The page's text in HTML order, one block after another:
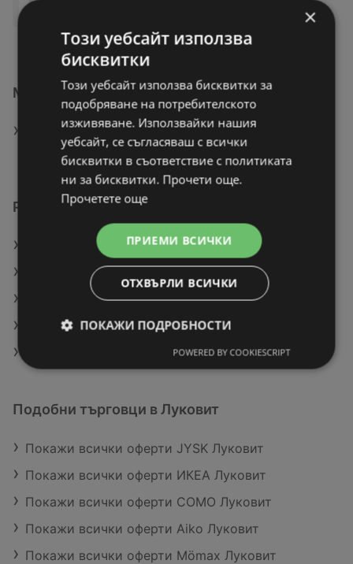
Магазини на Мебели Виденов в Луковит
ПОКАЖИ ВСИЧКИ МАГАЗИНИ НА МЕБЕЛИ
ВИДЕНОВ
Разгледай още предложения
Дизайнерска помощна масичка
Луксозно одеяло от вълна алпака
Модерен триместен диван
Легло Тандем - сиво
Подобни търговци в Луковит
Покажи всички оферти JYSK Луковит
Покажи всички оферти ИКЕА Луковит
Покажи всички оферти COMO Луковит
Покажи всички оферти Aiko Луковит
Покажи всички оферти Mömax Луковит
×
Този уебсайт използва
бисквитки
Този уебсайт използва бисквитки за
подобряване на потребителското
изживяване. Използвайки нашия
уебсайт, се съгласяваш с всички
бисквитки в съответствие с политиката
ни за бисквитки. Прочети още.
Прочетете още
ПРИЕМИ ВСИЧКИ
ОТХВЪРЛИ ВСИЧКИ
ПОКАЖИ ПОДРОБНОСТИ
POWERED BY COOKIESCRIPT